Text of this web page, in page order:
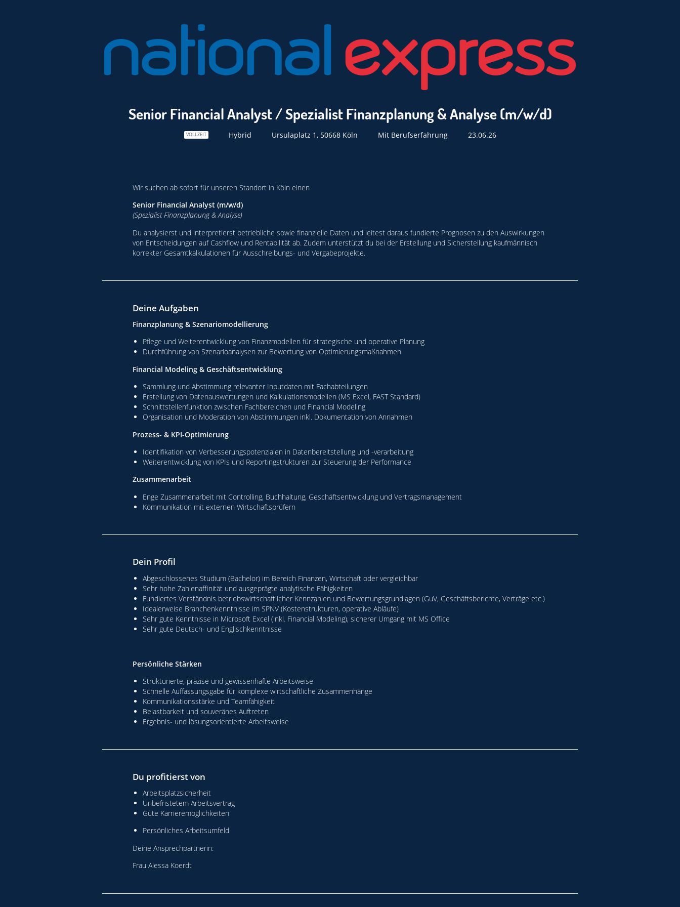
Senior Financial Analyst / Spezialist Finanzplanung & Analyse (m/w/d)
VOLLZEIT Hybrid Ursulaplatz 1, 50668 Köln Mit Berufserfahrung 23.06.26
Wir suchen ab sofort für unseren Standort in Köln einen
Senior Financial Analyst (m/w/d)
(Spezialist Finanzplanung & Analyse)
Du analysierst und interpretierst betriebliche sowie finanzielle Daten und leitest daraus fundierte Prognosen zu den Auswirkungen
von Entscheidungen auf Cashflow und Rentabilität ab. Zudem unterstützt du bei der Erstellung und Sicherstellung kaufmännisch
korrekter Gesamtkalkulationen für Ausschreibungs- und Vergabeprojekte.
Deine Aufgaben
Finanzplanung & Szenariomodellierung
Pflege und Weiterentwicklung von Finanzmodellen für strategische und operative Planung
Durchführung von Szenarioanalysen zur Bewertung von Optimierungsmaßnahmen
Financial Modeling & Geschäftsentwicklung
Sammlung und Abstimmung relevanter Inputdaten mit Fachabteilungen
Erstellung von Datenauswertungen und Kalkulationsmodellen (MS Excel, FAST Standard)
Schnittstellenfunktion zwischen Fachbereichen und Financial Modeling
Organisation und Moderation von Abstimmungen inkl. Dokumentation von Annahmen
Prozess- & KPI-Optimierung
Identifikation von Verbesserungspotenzialen in Datenbereitstellung und -verarbeitung
Weiterentwicklung von KPIs und Reportingstrukturen zur Steuerung der Performance
Zusammenarbeit
Enge Zusammenarbeit mit Controlling, Buchhaltung, Geschäftsentwicklung und Vertragsmanagement
Kommunikation mit externen Wirtschaftsprüfern
Dein Profil
Abgeschlossenes Studium (Bachelor) im Bereich Finanzen, Wirtschaft oder vergleichbar
Sehr hohe Zahlenaffinität und ausgeprägte analytische Fähigkeiten
Fundiertes Verständnis betriebswirtschaftlicher Kennzahlen und Bewertungsgrundlagen (GuV, Geschäftsberichte, Verträge etc.)
Idealerweise Branchenkenntnisse im SPNV (Kostenstrukturen, operative Abläufe)
Sehr gute Kenntnisse in Microsoft Excel (inkl. Financial Modeling), sicherer Umgang mit MS Office
Sehr gute Deutsch- und Englischkenntnisse
Persönliche Stärken
Strukturierte, präzise und gewissenhafte Arbeitsweise
Schnelle Auffassungsgabe für komplexe wirtschaftliche Zusammenhänge
Kommunikationsstärke und Teamfähigkeit
Belastbarkeit und souveränes Auftreten
Ergebnis- und lösungsorientierte Arbeitsweise
Du profitierst von
Arbeitsplatzsicherheit
Unbefristetem Arbeitsvertrag
Gute Karrieremöglichkeiten
Persönliches Arbeitsumfeld
Deine Ansprechpartnerin:
Frau Alessa Koerdt